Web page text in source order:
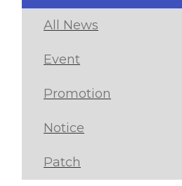
All News
Event
Promotion
Notice
Patch